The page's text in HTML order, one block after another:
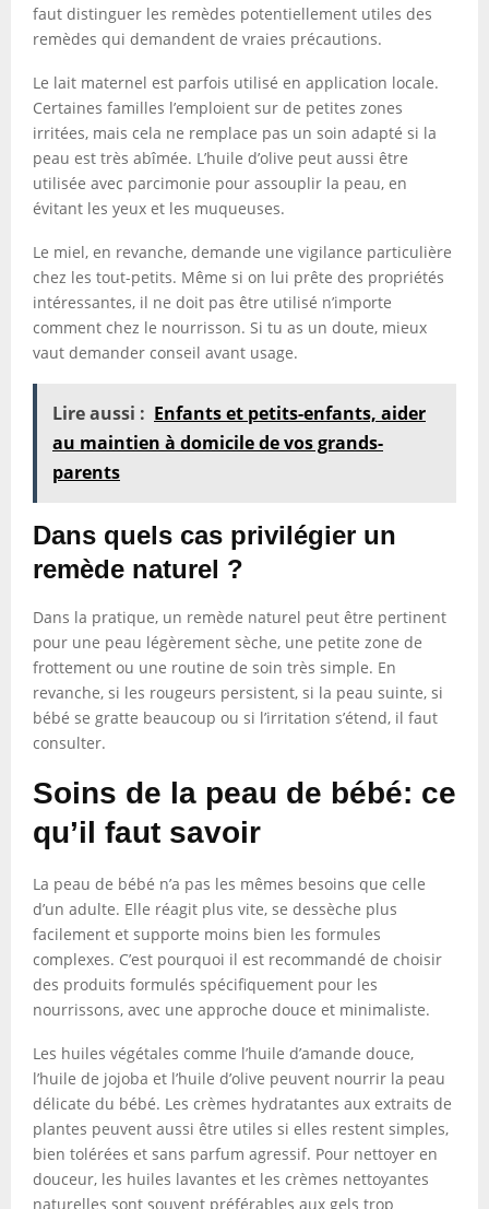
faut distinguer les remèdes potentiellement utiles des
remèdes qui demandent de vraies précautions.
Le lait maternel est parfois utilisé en application locale.
Certaines familles l’emploient sur de petites zones
irritées, mais cela ne remplace pas un soin adapté si la
peau est très abîmée. L’huile d’olive peut aussi être
utilisée avec parcimonie pour assouplir la peau, en
évitant les yeux et les muqueuses.
Le miel, en revanche, demande une vigilance particulière
chez les tout-petits. Même si on lui prête des propriétés
intéressantes, il ne doit pas être utilisé n’importe
comment chez le nourrisson. Si tu as un doute, mieux
vaut demander conseil avant usage.
Lire aussi : Enfants et petits-enfants, aider
au maintien à domicile de vos grands-
parents
Dans quels cas privilégier un
remède naturel ?
Dans la pratique, un remède naturel peut être pertinent
pour une peau légèrement sèche, une petite zone de
frottement ou une routine de soin très simple. En
revanche, si les rougeurs persistent, si la peau suinte, si
bébé se gratte beaucoup ou si l’irritation s’étend, il faut
consulter.
Soins de la peau de bébé: ce
qu’il faut savoir
La peau de bébé n’a pas les mêmes besoins que celle
d’un adulte. Elle réagit plus vite, se dessèche plus
facilement et supporte moins bien les formules
complexes. C’est pourquoi il est recommandé de choisir
des produits formulés spécifiquement pour les
nourrissons, avec une approche douce et minimaliste.
Les huiles végétales comme l’huile d’amande douce,
l’huile de jojoba et l’huile d’olive peuvent nourrir la peau
délicate du bébé. Les crèmes hydratantes aux extraits de
plantes peuvent aussi être utiles si elles restent simples,
bien tolérées et sans parfum agressif. Pour nettoyer en
douceur, les huiles lavantes et les crèmes nettoyantes
naturelles sont souvent préférables aux gels trop